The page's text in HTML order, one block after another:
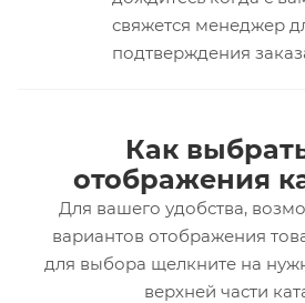
свяжется менеджер
подтверждения
Как
отображения
Для вашего удобства,
вариантов отображения
для выбора щелкните на
верхней части